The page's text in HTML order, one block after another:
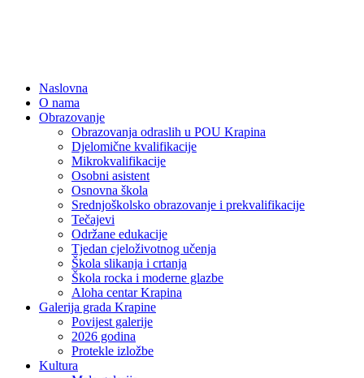
Naslovna
O nama
Obrazovanje
Obrazovanja odraslih u POU Krapina
Djelomične kvalifikacije
Mikrokvalifikacije
Osobni asistent
Osnovna škola
Srednjoškolsko obrazovanje i prekvalifikacije
Tečajevi
Održane edukacije
Tjedan cjeloživotnog učenja
Škola slikanja i crtanja
Škola rocka i moderne glazbe
Aloha centar Krapina
Galerija grada Krapine
Povijest galerije
2026 godina
Protekle izložbe
Kultura